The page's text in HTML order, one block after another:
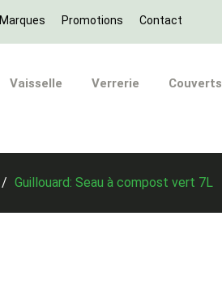
Marques Promotions Contact
Vaisselle Verrerie Couverts
Guillouard: Seau à compost vert 7L